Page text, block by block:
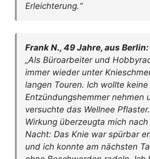
Erleichterung.“
Frank N., 49 Jahre, aus Berlin:
„Als Büroarbeiter und
immer wieder unter
langen Touren. Ich wollte keine
Entzündungshemmer nehmen
versuchte das Wellnee
Wirkung überzeugta mich
Nacht: Das Knie war spürbar
und ich konnte am nächsten